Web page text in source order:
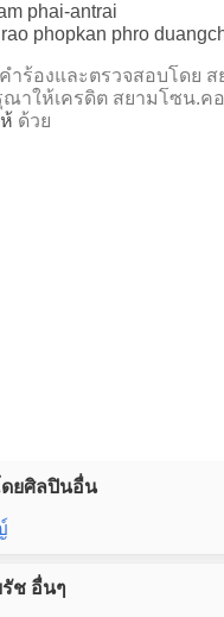
phai-antrai
phopkan phro
ำร้องและตรวจสอบโดย
ณาให้เครดิต สยามโซน.ค
ด้วย
ดยศิลปินอื่น
รัช อื่นๆ